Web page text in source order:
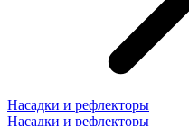
Насадки и рефлекторы
Насадки и рефлекторы